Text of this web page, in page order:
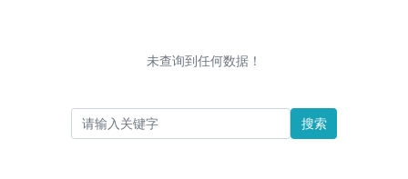
未查询到任何数据！
搜索